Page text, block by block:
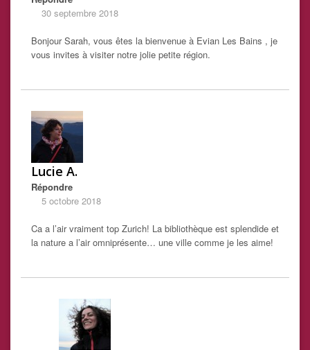
30 septembre 2018
Bonjour Sarah, vous êtes la bienvenue à Evian Les Bains , je
vous invites à visiter notre jolie petite région.
Lucie A.
Répondre
5 octobre 2018
Ca a l’air vraiment top Zurich! La bibliothèque est splendide et
la nature a l’air omniprésente… une ville comme je les aime!